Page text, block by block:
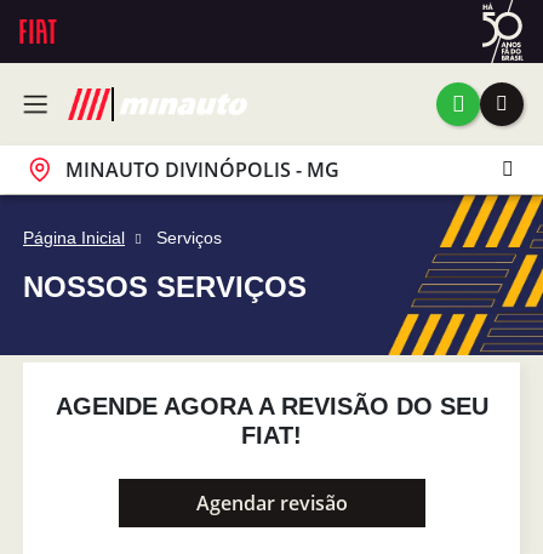
MINAUTO DIVINÓPOLIS - MG
Página Inicial Serviços
NOSSOS SERVIÇOS
AGENDE AGORA A REVISÃO DO SEU
FIAT!
Agendar revisão